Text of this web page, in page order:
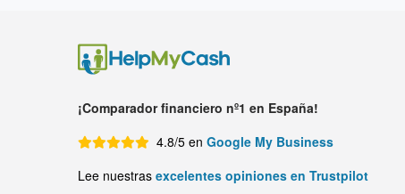
¡Comparador financiero nº1 en España!
4.8/5 en Google My Business
Lee nuestras excelentes opiniones en Trustpilot